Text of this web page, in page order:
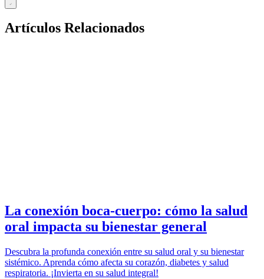
Artículos Relacionados
La conexión boca-cuerpo: cómo la salud
oral impacta su bienestar general
Descubra la profunda conexión entre su salud oral y su bienestar
sistémico. Aprenda cómo afecta su corazón, diabetes y salud
respiratoria. ¡Invierta en su salud integral!